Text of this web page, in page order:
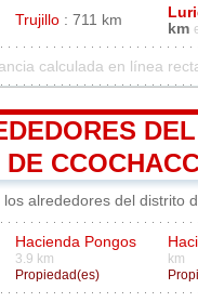
Trujillo : 711 km
km
calculada en línea
DEL
alrededores del distrito
Hacienda Pongos
3.9 km
Propiedad(es)
km